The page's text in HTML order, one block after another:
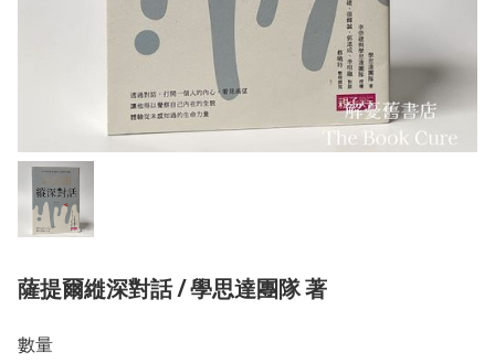
薩提爾縰深對話 / 學思達團隊 著
數量